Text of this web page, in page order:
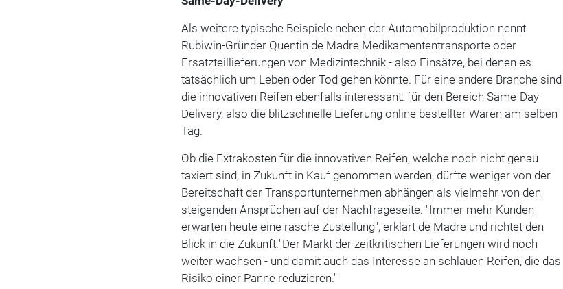
Als weitere typische Beispiele neben der Automobilproduktion nennt
Rubiwin-Gründer Quentin de Madre Medikamententransporte oder
Ersatzteillieferungen von Medizintechnik - also Einsätze, bei denen es
tatsächlich um Leben oder Tod gehen könnte. Für eine andere Branche sind
die innovativen Reifen ebenfalls interessant: für den Bereich Same-Day-
Delivery, also die blitzschnelle Lieferung online bestellter Waren am selben
Tag.
Ob die Extrakosten für die innovativen Reifen, welche noch nicht genau
taxiert sind, in Zukunft in Kauf genommen werden, dürfte weniger von der
Bereitschaft der Transportunternehmen abhängen als vielmehr von den
steigenden Ansprüchen auf der Nachfrageseite. "Immer mehr Kunden
erwarten heute eine rasche Zustellung", erklärt de Madre und richtet den
Blick in die Zukunft:"Der Markt der zeitkritischen Lieferungen wird noch
weiter wachsen - und damit auch das Interesse an schlauen Reifen, die das
Risiko einer Panne reduzieren."